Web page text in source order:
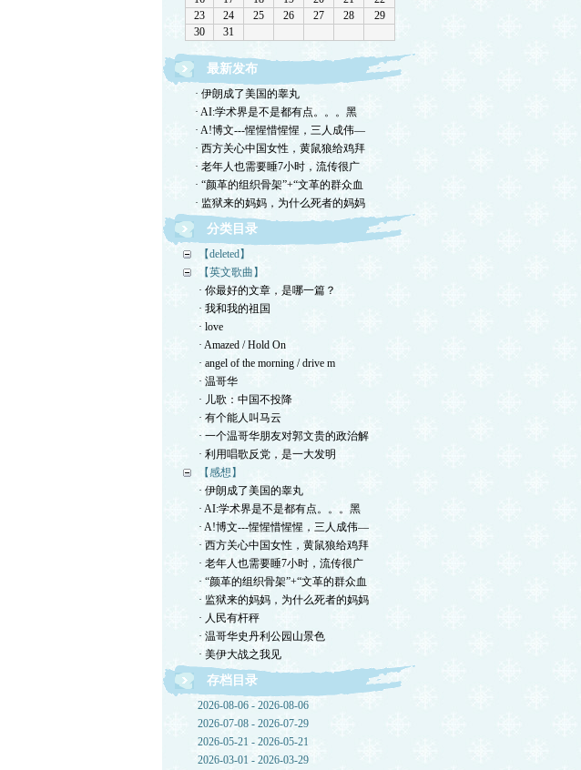
最新发布
· 伊朗成了美国的睾丸
· AI:学术界是不是都有点。。。黑
· A!博文---惺惺惜惺惺，三人成伟—
· 西方关心中国女性，黄鼠狼给鸡拜
· 老年人也需要睡7小时，流传很广
· “颜革的组织骨架”+“文革的群众血
· 监狱来的妈妈，为什么死者的妈妈
分类目录
【deleted】
【英文歌曲】
· 你最好的文章，是哪一篇？
· 我和我的祖国
· love
· Amazed / Hold On
· angel of the morning / drive m
· 温哥华
· 儿歌：中国不投降
· 有个能人叫马云
· 一个温哥华朋友对郭文贵的政治解
· 利用唱歌反党，是一大发明
【感想】
· 伊朗成了美国的睾丸
· AI:学术界是不是都有点。。。黑
· A!博文---惺惺惜惺惺，三人成伟—
· 西方关心中国女性，黄鼠狼给鸡拜
· 老年人也需要睡7小时，流传很广
· “颜革的组织骨架”+“文革的群众血
· 监狱来的妈妈，为什么死者的妈妈
· 人民有杆秤
· 温哥华史丹利公园山景色
· 美伊大战之我见
存档目录
2026-08-06 - 2026-08-06
2026-07-08 - 2026-07-29
2026-05-21 - 2026-05-21
2026-03-01 - 2026-03-29